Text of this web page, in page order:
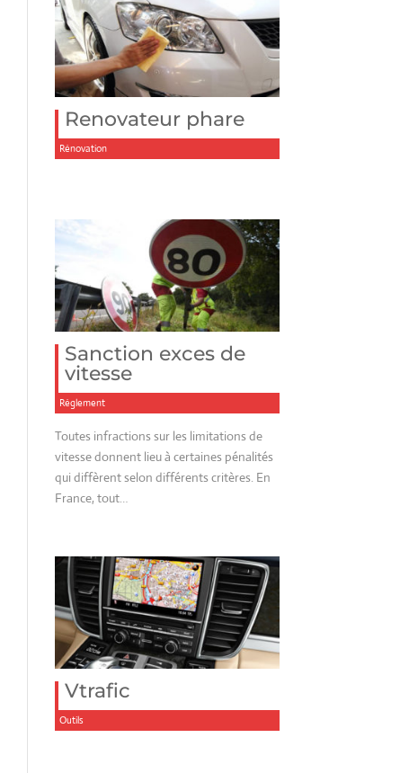
Renovateur phare
Rénovation
Sanction exces de
vitesse
Réglement
Toutes infractions sur les limitations de
vitesse donnent lieu à certaines pénalités
qui diffèrent selon différents critères. En
France, tout…
Vtrafic
Outils